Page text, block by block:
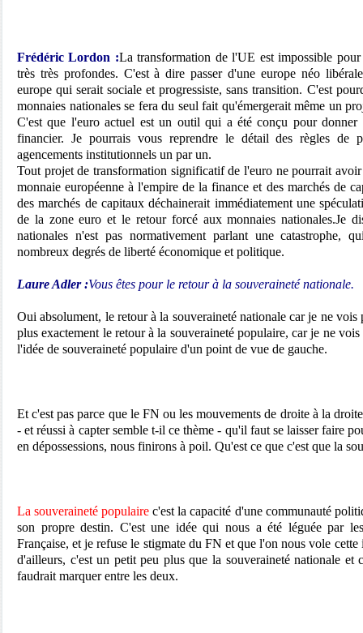
Frédéric Lordon :La transformation de l'UE est impossible
très très profondes. C'est à dire passer d'une europe néo
europe qui serait sociale et progressiste, sans transition. C'est
monnaies nationales se fera du seul fait qu'émergerait même un
C'est que l'euro actuel est un outil qui a été conçu pour donner
financier. Je pourrais vous reprendre le détail des règles de
agencements institutionnels un par un.
Tout projet de transformation significatif de l'euro ne pourrait
monnaie européenne à l'empire de la finance et des marchés de
des marchés de capitaux déchainerait immédiatement une
de la zone euro et le retour forcé aux monnaies nationales.Je
nationales n'est pas normativement parlant une catastrophe,
nombreux degrés de liberté économique et politique.
Laure Adler :Vous êtes pour le retour à la souveraineté nationale.
Oui absolument, le retour à la souveraineté nationale car je ne vois
plus exactement le retour à la souveraineté populaire, car je ne
l'idée de souveraineté populaire d'un point de vue de gauche.
Et c'est pas parce que le FN ou les mouvements de droite à la
- et réussi à capter semble t-il ce thème - qu'il faut se laisser faire
en dépossessions, nous finirons à poil. Qu'est ce que c'est que la
La souveraineté populaire c'est la capacité d'une communauté
son propre destin. C'est une idée qui nous a été léguée par
Française, et je refuse le stigmate du FN et que l'on nous vole
d'ailleurs, c'est un petit peu plus que la souveraineté nationale et
faudrait marquer entre les deux.